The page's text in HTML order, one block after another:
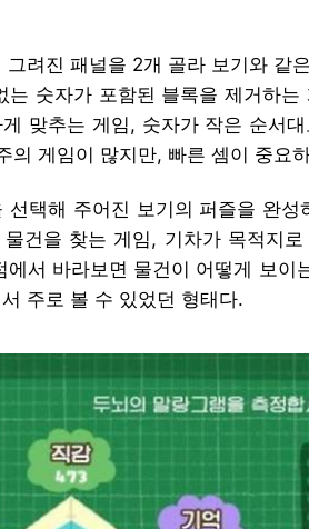
그려진 패널을 2개 골라 보기와 같
는 숫자가 포함된 블록을 제거하
맞추는 게임, 숫자가 작은 순서
의 게임이 많지만, 빠른 셈이 중요
선택해 주어진 보기의 퍼즐을 완
건을 찾는 게임, 기차가 목적지
서 바라보면 물건이 어떻게 보이
주로 볼 수 있었던 형태다.